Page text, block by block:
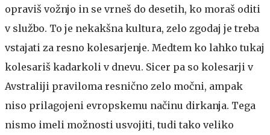
opraviš vožnjo in se vrneš do desetih, ko moraš oditi
v službo. To je nekakšna kultura, zelo zgodaj je treba
vstajati za resno kolesarjenje. Medtem ko lahko tukaj
kolesariš kadarkoli v dnevu. Sicer pa so kolesarji v
Avstraliji praviloma resnično zelo močni, ampak
niso prilagojeni evropskemu načinu dirkanja. Tega
nismo imeli možnosti usvojiti, tudi tako veliko